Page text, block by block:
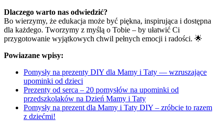
Dlaczego warto nas odwiedzić?
Bo wierzymy, że edukacja może być piękna, inspirująca i dostępna
dla każdego. Tworzymy z myślą o Tobie – by ułatwić Ci
przygotowanie wyjątkowych chwil pełnych emocji i radości. 🌟
Powiazane wpisy:
Pomysły na prezenty DIY dla Mamy i Taty — wzruszające
upominki od dzieci
Prezenty od serca – 20 pomysłów na upominki od
przedszkolaków na Dzień Mamy i Taty
Pomysły na prezent dla Mamy i Taty DIY – zróbcie to razem
z dziećmi!